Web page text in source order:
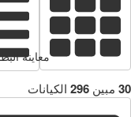
معاينة
30 مبين 296 الكيانات